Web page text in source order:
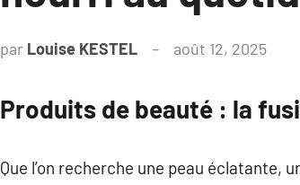
par Louise KESTEL août 12, 2025
Produits de beauté : la
Que l’on recherche une peau